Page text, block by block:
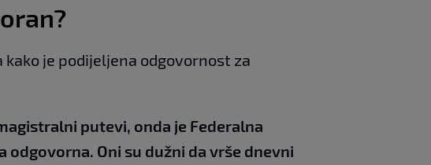
kako je podijeljena odgovornost za
putevi, onda je Federalna
odgovorna. Oni su dužni da vrše dnevni